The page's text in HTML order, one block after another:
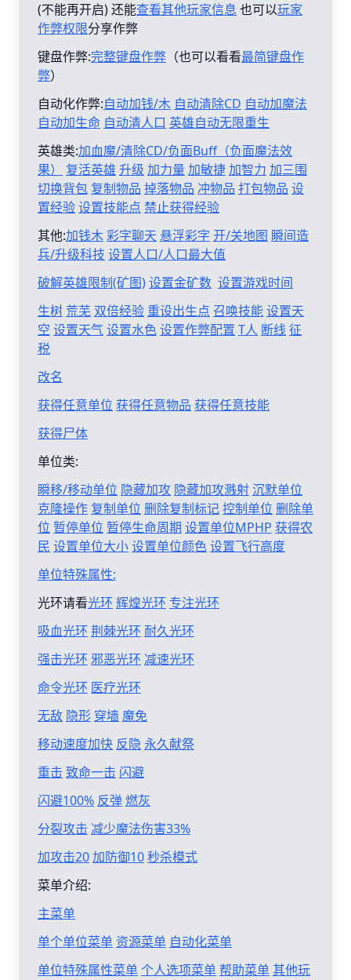
(不能再开启) 还能查看其他玩家信息 也可以玩家
作弊权限分享作弊
键盘作弊:完整键盘作弊 （也可以看看最简键盘作
弊）
自动化作弊:自动加钱/木 自动清除CD 自动加魔法
自动加生命 自动清人口 英雄自动无限重生
英雄类:加血魔/清除CD/负面Buff（负面魔法效
果）
复活英雄 升级 加力量 加敏捷加智力 加三围
切换背包 复制物品 掉落物品 冲物品 打包物品 设
置经验设置技能点 禁止获得经验
其他:加钱木彩字聊天 悬浮彩字 开/关地图 瞬间造
兵/升级科技 设置人口/人口最大值
破解英雄限制(矿图)设置金矿数 设置游戏时间
生树 荒芜 双倍经验 重设出生点 召唤技能设置天
空 设置天气设置水色设置作弊配置 T人 断线征
税
改名
获得任意单位 获得任意物品 获得任意技能
获得尸体
单位类:
瞬移/移动单位 隐藏加攻 隐藏加攻溅射沉默单位
克隆操作 复制单位 删除复制标记控制单位 删除单
位 暂停单位 暂停生命周期 设置单位MPHP 获得农
民 设置单位大小设置单位颜色设置飞行高度
单位特殊属性:
光环请看光环 辉煌光环 专注光环
吸血光环 荆棘光环 耐久光环
强击光环 邪恶光环 减速光环
命令光环 医疗光环
无敌 隐形 穿墙 魔免
移动速度加快 反隐 永久献祭
重击 致命一击 闪避
闪避100% 反弹燃灰
分裂攻击 减少魔法伤害33%
加攻击20加防御10秒杀模式
菜单介绍:
主菜单
单个单位菜单 资源菜单 自动化菜单
单位特殊属性菜单个人选项菜单帮助菜单其他玩